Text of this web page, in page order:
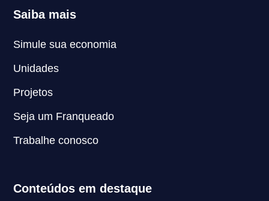
Saiba mais
Simule sua economia
Unidades
Projetos
Seja um Franqueado
Trabalhe conosco
Conteúdos em destaque